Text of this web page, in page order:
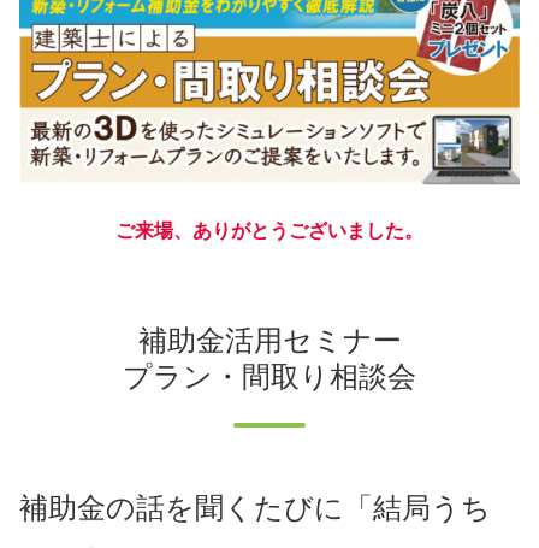
ご来場、ありがとうございました。
補助金活用セミナー
プラン・間取り相談会
補助金の話を聞くたびに「結局うち